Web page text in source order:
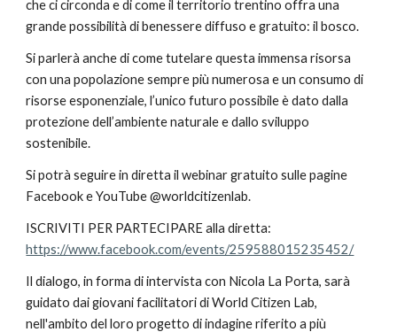
che ci circonda e di come il territorio trentino offra una
grande possibilità di benessere diffuso e gratuito: il bosco.
Si parlerà anche di come tutelare questa immensa risorsa
con una popolazione sempre più numerosa e un consumo di
risorse esponenziale, l’unico futuro possibile è dato dalla
protezione dell’ambiente naturale e dallo sviluppo
sostenibile.
Si potrà seguire in diretta il webinar gratuito sulle pagine
Facebook e YouTube @worldcitizenlab.
https://www.facebook.com/events/259588015235452/
Il dialogo, in forma di intervista con Nicola La Porta, sarà
guidato dai giovani facilitatori di World Citizen Lab,
nell'ambito del loro progetto di indagine riferito a più